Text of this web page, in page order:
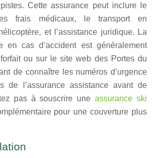
Cette assurance peut inclure le
frais médicaux, le transport en
et l’assistance juridique. La
en cas d’accident est généralement
ou sur le site web des Portes du
de connaître les numéros d’urgence
de l’assurance assistance avant de
pas à souscrire uneassurance ski
pour une couverture plus